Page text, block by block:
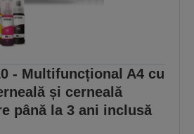
- Multifuncțional A4 cu
și cerneală
până la 3 ani inclusă